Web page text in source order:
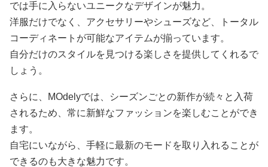
では手に入らないユニークなデザインが魅力。
洋服だけでなく、アクセサリーやシューズなど、トータル
コーディネートが可能なアイテムが揃っています。
自分だけのスタイルを見つける楽しさを提供してくれるで
しょう。
さらに、MOdelyでは、シーズンごとの新作が続々と入荷
されるため、常に新鮮なファッションを楽しむことができ
ます。
自宅にいながら、手軽に最新のモードを取り入れることが
できるのも大きな魅力です。